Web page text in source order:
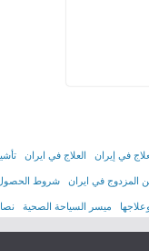
في إيران العلاج في ايران
المزدوج في ايران شروط الحصول
ميسر السياحة الصحية